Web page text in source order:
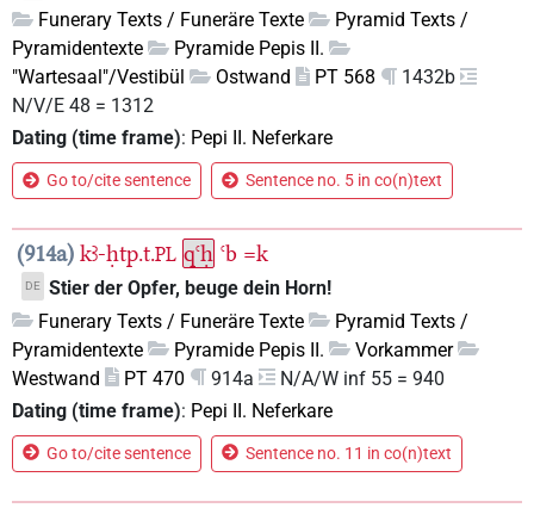
Funerary Texts / Funeräre Texte
Pyramid Texts /
Pyramidentexte
Pyramide Pepis II.
"Wartesaal"/Vestibül
Ostwand PT 568
1432b
N/V/E 48 = 1312
Dating (time frame): Pepi II. Neferkare
Go to/cite sentence Sentence no. 5 in co(n)text
914a kꜣ-ḥtp.t.PL qꜥḥ ꜥb =k
DE Stier der Opfer, beuge dein Horn!
Funerary Texts / Funeräre Texte
Pyramid Texts /
Pyramidentexte
Pyramide Pepis II.
Vorkammer
Westwand
PT 470 914a
N/A/W inf 55 = 940
Dating (time frame): Pepi II. Neferkare
Go to/cite sentence Sentence no. 11 in co(n)text